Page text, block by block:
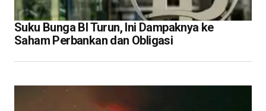
Suku Bunga BI Turun, Ini Dampaknya ke
Saham Perbankan dan Obligasi